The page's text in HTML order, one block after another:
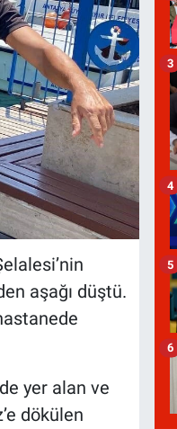
aşağı düştü.
yer alan ve
dökülen
3
4
5
6